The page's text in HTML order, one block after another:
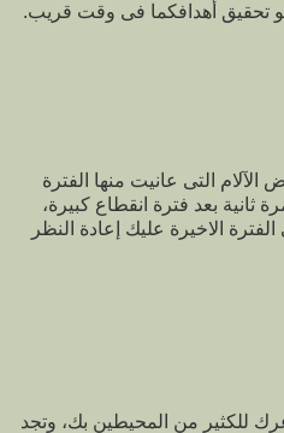
تحقيق أهدافكما فى وقت قريب.
التى عانيت منها الفترة
ثانية بعد فترة انقطاع كبيرة،
الفترة الاخيرة عليك إعادة النظر
للكثير من المحيطين بك، وتجد